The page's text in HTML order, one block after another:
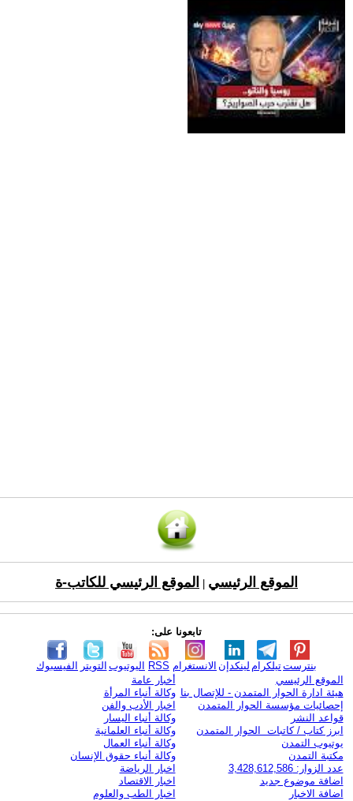
الموقع الرئيسي الموقع الرئيسي للكاتب-ة
تابعونا على:
الفيسبوك التويتر اليوتيوب RSS الانستغرام لينكدإن تيلكرامبنترست
الموقع الرئيسي
هيئة ادارة الحوار المتمدن - للإتصال بنا
إحصائيات مؤسسة الحوار المتمدن
قواعد النشر
ابرز كتاب / كاتبات الحوار المتمدن
يوتيوب التمدن
مكتبة التمدن
عدد الزوار: 3,428,612,586
اضافة موضوع جديد
اضافة الاخبار
أخبار عامة
وكالة أنباء المرأة
اخبار الأدب والفن
وكالة أنباء اليسار
وكالة أنباء العلمانية
وكالة أنباء العمال
وكالة أنباء حقوق الإنسان
اخبار الرياضة
اخبار الاقتصاد
اخبار الطب والعلوم